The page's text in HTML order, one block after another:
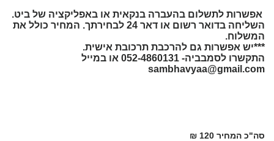
אפשרות לתשלום בהעברה בנקאית או באפליקציה של ביט.
השליחה בדואר רשום או דאר 24 לבחירתך. המחיר כולל את
המשלוח.
***יש אפשרות גם להרכבת תרכובת אישית.
התקשרו לסמבביה- 052-4860131 או במייל
sambhavyaa@gmail.com
סה"כ המחיר 120 ₪